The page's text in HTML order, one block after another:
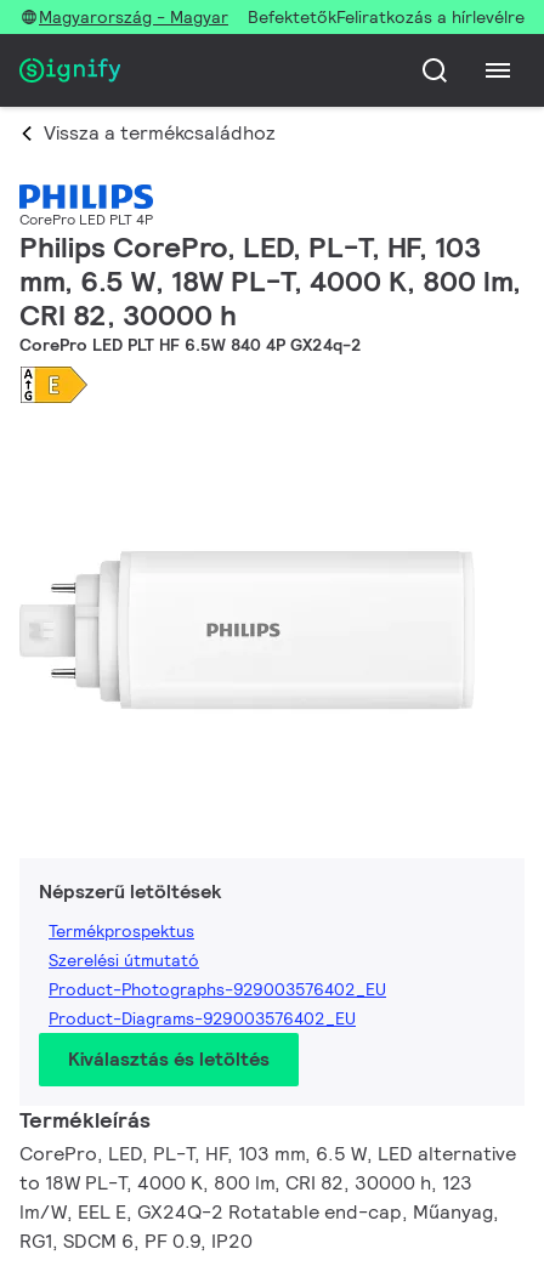
Magyarország - Magyar BefektetőkFeliratkozás a hírlevélre
Vissza a termékcsaládhoz
CorePro LED PLT 4P
Philips CorePro, LED, PL-T, HF, 103
mm, 6.5 W, 18W PL-T, 4000 K, 800 lm,
CRI 82, 30000 h
CorePro LED PLT HF 6.5W 840 4P GX24q-2
Népszerű letöltések
Termékprospektus
Szerelési útmutató
Product-Photographs-929003576402_EU
Product-Diagrams-929003576402_EU
Kiválasztás és letöltés
Termékleírás
CorePro, LED, PL-T, HF, 103 mm, 6.5 W, LED alternative
to 18W PL-T, 4000 K, 800 lm, CRI 82, 30000 h, 123
lm/W, EEL E, GX24Q-2 Rotatable end-cap, Műanyag,
RG1, SDCM 6, PF 0.9, IP20